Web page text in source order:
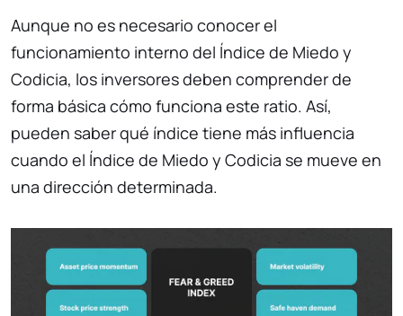
Aunque no es necesario conocer el
funcionamiento interno del Índice de Miedo y
Codicia, los inversores deben comprender de
forma básica cómo funciona este ratio. Así,
pueden saber qué índice tiene más influencia
cuando el Índice de Miedo y Codicia se mueve en
una dirección determinada.